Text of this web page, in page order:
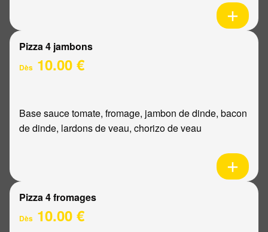
Pizza 4 jambons
Dès 10.00 €
Base sauce tomate, fromage, jambon de dinde, bacon
de dinde, lardons de veau, chorizo de veau
Pizza 4 fromages
Dès 10.00 €